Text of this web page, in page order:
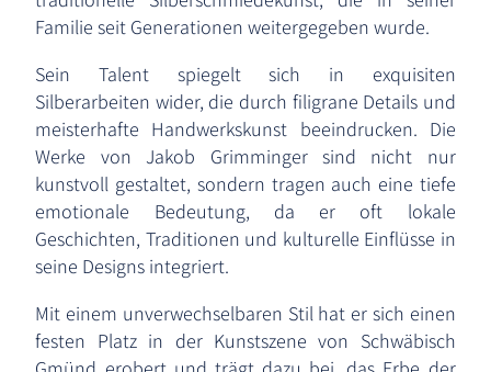
Familie seit Generationen weitergegeben wurde.
Sein Talent spiegelt sich in exquisiten
Silberarbeiten wider, die durch filigrane Details und
meisterhafte Handwerkskunst beeindrucken. Die
Werke von Jakob Grimminger sind nicht nur
kunstvoll gestaltet, sondern tragen auch eine tiefe
emotionale Bedeutung, da er oft lokale
Geschichten, Traditionen und kulturelle Einflüsse in
seine Designs integriert.
Mit einem unverwechselbaren Stil hat er sich einen
festen Platz in der Kunstszene von Schwäbisch